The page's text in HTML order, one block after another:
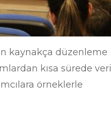
kaynakça düzenleme
kısa sürede veri
örneklerle